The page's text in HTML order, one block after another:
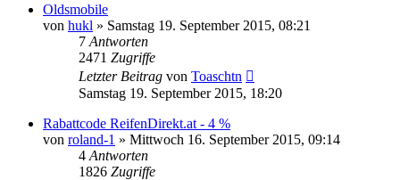
Oldsmobile
von hukl » Samstag 19. September 2015, 08:21
7 Antworten
2471 Zugriffe
Letzter Beitrag von Toaschtn
Samstag 19. September 2015, 18:20
Rabattcode ReifenDirekt.at - 4 %
von roland-1 » Mittwoch 16. September 2015, 09:14
4 Antworten
1826 Zugriffe